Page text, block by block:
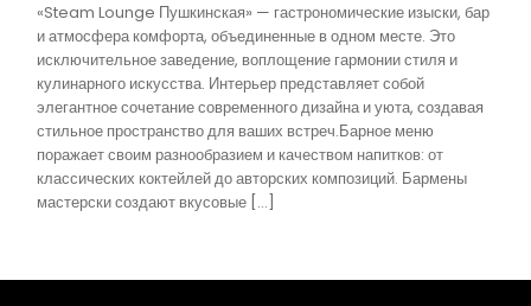
«Steam Lounge Пушкинская» — гастрономические изыски, бар
и атмосфера комфорта, объединенные в одном месте. Это
исключительное заведение, воплощение гармонии стиля и
кулинарного искусства. Интерьер представляет собой
элегантное сочетание современного дизайна и уюта, создавая
стильное пространство для ваших встреч.Барное меню
поражает своим разнообразием и качеством напитков: от
классических коктейлей до авторских композиций. Бармены
мастерски создают вкусовые […]